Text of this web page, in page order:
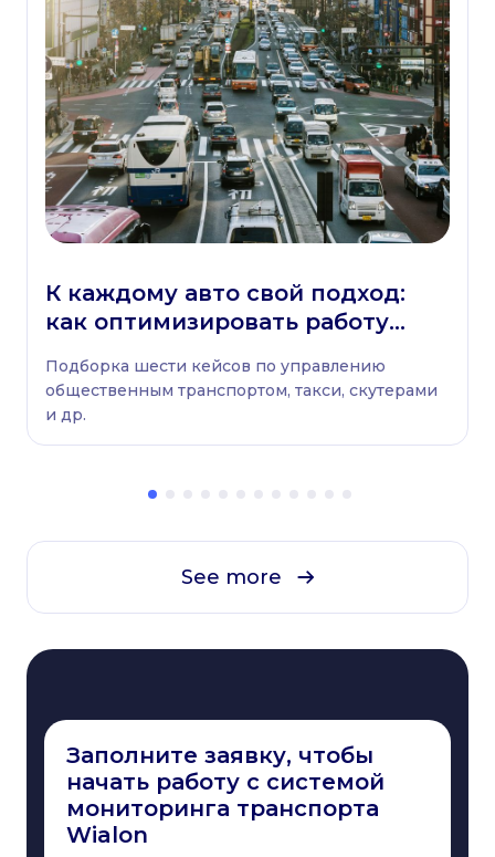
К каждому авто свой подход:
как оптимизировать работу
Подборка шести кейсов по управлению
общественным транспортом, такси, скутерами
и др.
See more
Заполните заявку, чтобы
начать работу с системой
мониторинга транспорта
Wialon